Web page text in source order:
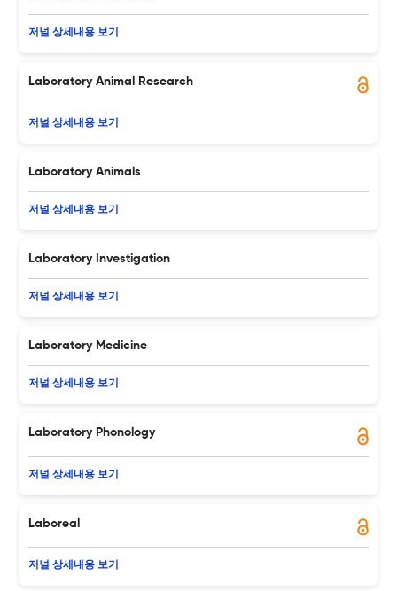
저널 상세내용 보기
Laboratory Animal Research
저널 상세내용 보기
Laboratory Animals
저널 상세내용 보기
Laboratory Investigation
저널 상세내용 보기
Laboratory Medicine
저널 상세내용 보기
Laboratory Phonology
저널 상세내용 보기
Laboreal
저널 상세내용 보기